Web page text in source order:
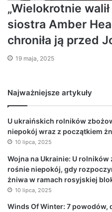
„Wielokrotnie
siostra Amber
chroniła ją przed
19 maja, 2025
Najważniejsze artykuły
U ukraińskich rolników
niepokój wraz z początkiem
10 lipca, 2025
Wojna na Ukrainie: U rolników
rośnie niepokój, gdy
żniwa w ramach rosyjskiej
10 lipca, 2025
Winds Of Winter: 7 powodów,